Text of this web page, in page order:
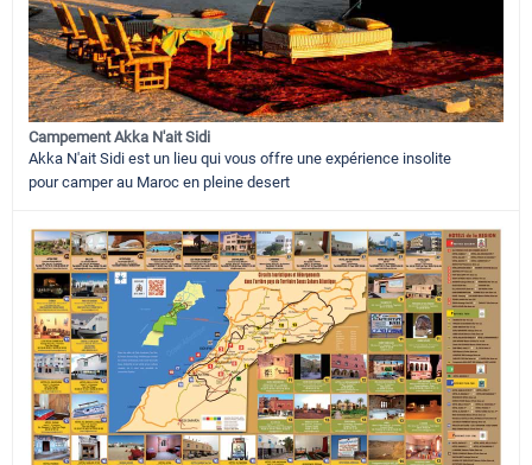
Campement Akka N'ait Sidi
Akka N'ait Sidi est un lieu qui vous offre une expérience insolite
pour camper au Maroc en pleine desert